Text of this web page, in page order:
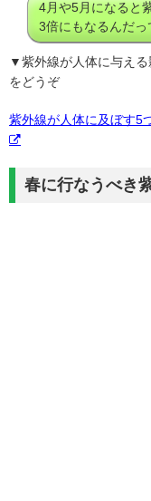
4月や5月になると
3倍にもなるんだっ
▼紫外線が人体に与え
をどうぞ
紫外線が人体に及ぼす5
春に行なうべき